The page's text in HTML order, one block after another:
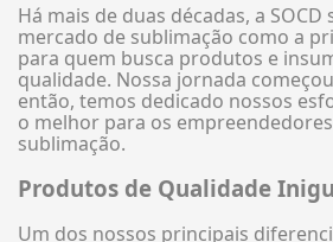
Há mais de duas décadas, a SOCD
mercado de sublimação como a
para quem busca produtos e
qualidade. Nossa jornada
então, temos dedicado nossos
o melhor para os
sublimação.
Produtos de Qualidade
Um dos nossos principais